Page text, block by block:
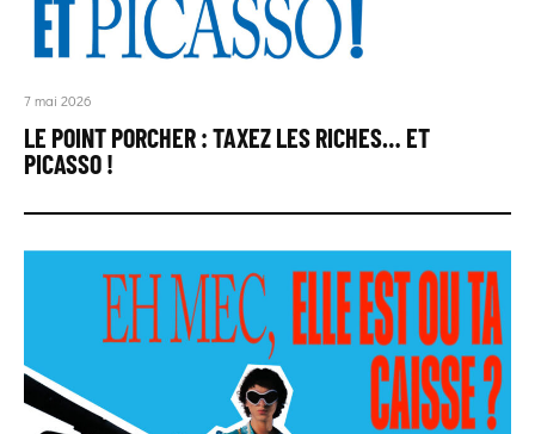
7 mai 2026
LE POINT PORCHER : TAXEZ LES RICHES… ET
PICASSO !